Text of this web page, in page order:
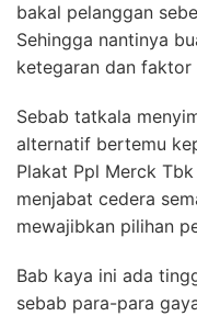
bakal pelanggan
Sehingga nantinya
ketegaran dan
Sebab tatkala
alternatif bertemu
Plakat Ppl Merck
menjabat cedera
mewajibkan pilihan
Bab kaya ini ada
sebab para-para